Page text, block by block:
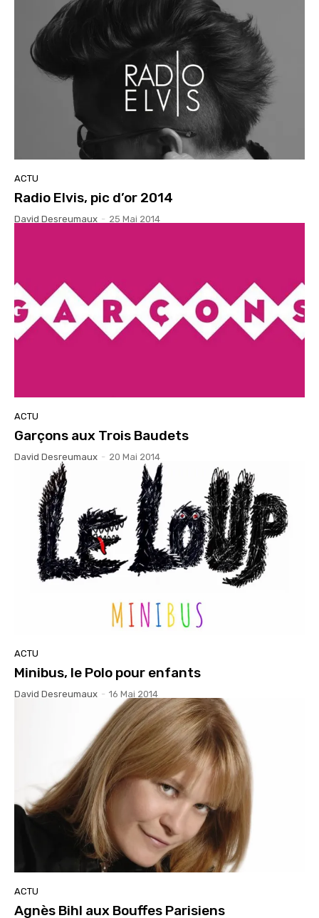
ACTU
Radio Elvis, pic d’or 2014
David Desreumaux - 25 Mai 2014
ACTU
Garçons aux Trois Baudets
David Desreumaux - 20 Mai 2014
ACTU
Minibus, le Polo pour enfants
David Desreumaux - 16 Mai 2014
ACTU
Agnès Bihl aux Bouffes Parisiens